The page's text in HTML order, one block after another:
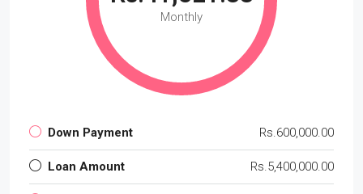
Monthly
Down Payment Rs.600,000.00
Loan Amount Rs.5,400,000.00